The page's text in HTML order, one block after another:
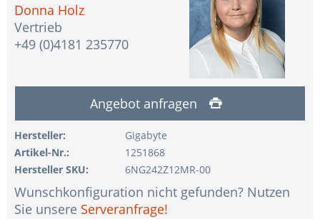
Donna Holz
Vertrieb
+49 (0)4181 235770
Angebot anfragen
Hersteller:
Gigabyte
Artikel-Nr.:
1251868
Hersteller SKU:
6NG242Z12MR-00
Wunschkonfiguration nicht gefunden? Nutzen
Sie unsere Serveranfrage!